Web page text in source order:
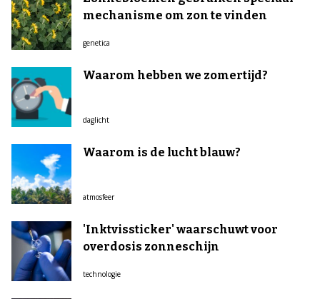
mechanisme om zon te vinden
genetica
Waarom hebben we zomertijd?
daglicht
Waarom is de lucht blauw?
atmosfeer
'Inktvissticker' waarschuwt voor
overdosis zonneschijn
technologie